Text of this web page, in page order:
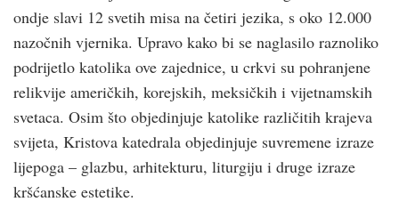
ondje slavi 12 svetih misa na četiri jezika, s oko 12.000
nazočnih vjernika. Upravo kako bi se naglasilo raznoliko
podrijetlo katolika ove zajednice, u crkvi su pohranjene
relikvije američkih, korejskih, meksičkih i vijetnamskih
svetaca. Osim što objedinjuje katolike različitih krajeva
svijeta, Kristova katedrala objedinjuje suvremene izraze
lijepoga – glazbu, arhitekturu, liturgiju i druge izraze
kršćanske estetike.